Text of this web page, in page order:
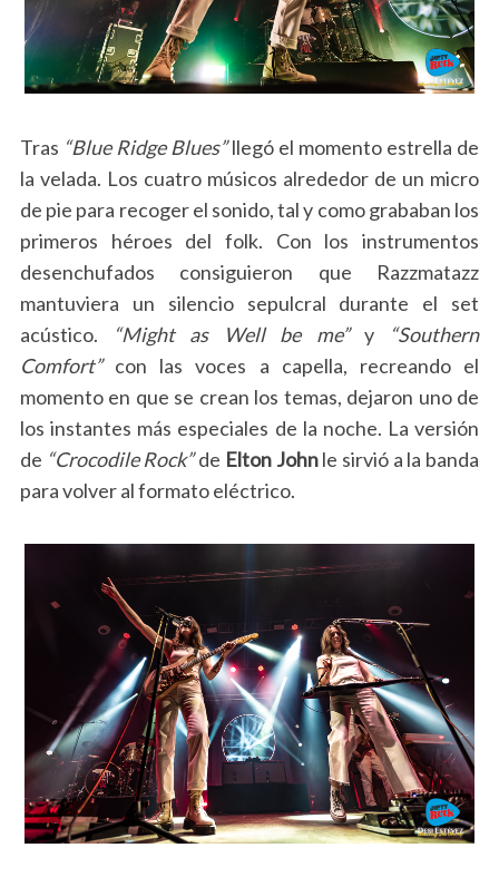
Tras “Blue Ridge Blues”llegó el momento estrella de
la velada. Los cuatro músicos alrededor de un micro
de pie para recoger el sonido, tal y como grababan los
primeros héroes del folk. Con los instrumentos
desenchufados consiguieron que Razzmatazz
mantuviera un silencio sepulcral durante el set
acústico.
“Might as Well be me”y
“Southern
Comfort” con las voces a capella, recreando el
momento en que se crean los temas, dejaron uno de
los instantes más especiales de la noche. La versión
de “Crocodile Rock”de Elton Johnle sirvió a la banda
para volver al formato eléctrico.